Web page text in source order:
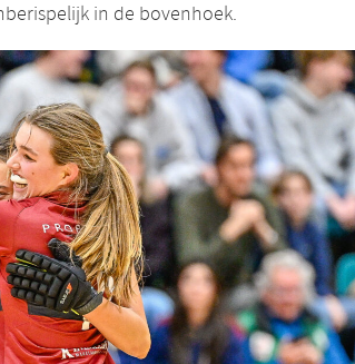
in de bovenhoek.